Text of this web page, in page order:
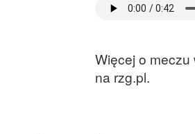
Więcej o meczu
na rzg.pl.